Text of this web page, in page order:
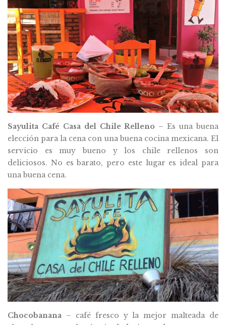
Sayulita Café Casa del Chile Relleno – Es una buena
elección para la cena con una buena cocina mexicana. El
servicio es muy bueno y los chile rellenos son
deliciosos. No es barato, pero este lugar es ideal para
una buena cena.
Chocobanana – café fresco y la mejor malteada de